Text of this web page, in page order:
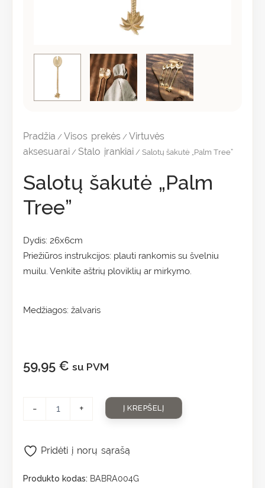
Pradžia /Visos prekės /Virtuvės
aksesuarai /Stalo įrankiai / Salotų šakutė „Palm Tree”
Salotų šakutė „Palm
Tree”
Dydis: 26x6cm
Priežiūros instrukcijos: plauti rankomis su švelniu
muilu. Venkite aštrių ploviklių ar mirkymo.
Medžiagos: žalvaris
59,95 € su PVM
- + Į KREPŠELĮ
Produkto kodas: BABRA004G
Pridėti į norų sąrašą